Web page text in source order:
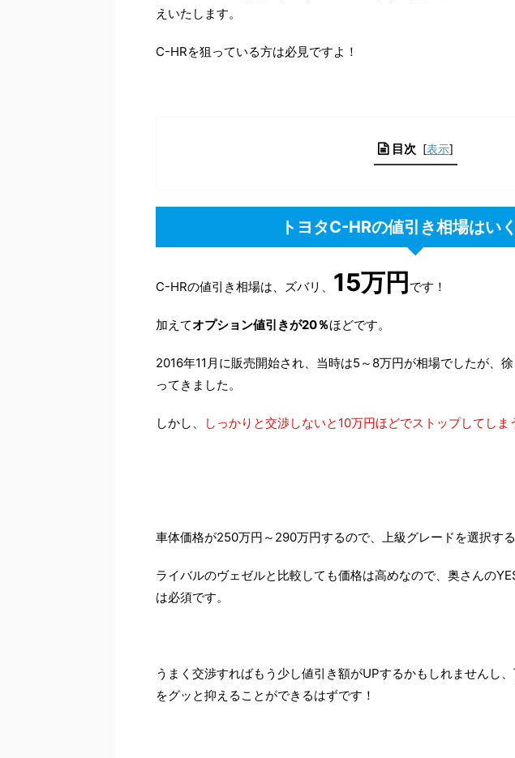
えいたします。
C-HRを狙っている方は必見ですよ！
目次 [表示]
トヨタC-HRの値引き相場はい
C-HRの値引き相場は、ズバリ、 15万円 です！
加えてオプション値引きが20％ほどです。
2016年11月に販売開始され、当時は5～8万円が相場でしたが、
ってきました。
しかし、 しっかりと交渉しないと10万円ほどでストップしてしま
車体価格が250万円～290万円するので、上級グレードを選択す
ライバルのヴェゼルと比較しても価格は高めなので、奥さんの
は必須です。
うまく交渉すればもう少し値引き額がUPするかもしれませんし
をグッと抑えることができるはずです！